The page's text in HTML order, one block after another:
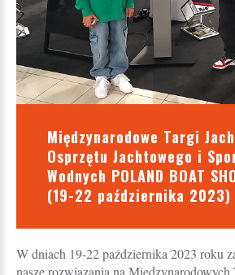
Międzynarodowe Targi
Osprzętu Jachtowego i
Wodnych POLAND BOAT
(19-22 października 2023)
W dniach 19-22 października 2023 roku
nasze rozwiązania na Międzynarodowych